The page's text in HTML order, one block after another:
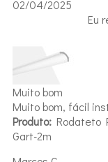
02/04/2025
Eu
Muito bom
Muito bom, fácil
Produto:Rodateto
Gart-2m